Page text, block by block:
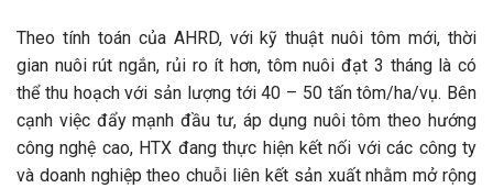
Theo tính toán của AHRD, với kỹ thuật nuôi tôm mới, thời
gian nuôi rút ngắn, rủi ro ít hơn, tôm nuôi đạt 3 tháng là có
thể thu hoạch với sản lượng tới 40 – 50 tấn tôm/ha/vụ. Bên
cạnh việc đẩy mạnh đầu tư, áp dụng nuôi tôm theo hướng
công nghệ cao, HTX đang thực hiện kết nối với các công ty
và doanh nghiệp theo chuỗi liên kết sản xuất nhằm mở rộng